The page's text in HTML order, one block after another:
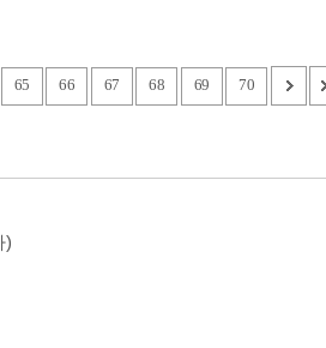
65 66 67 68 69 70
)